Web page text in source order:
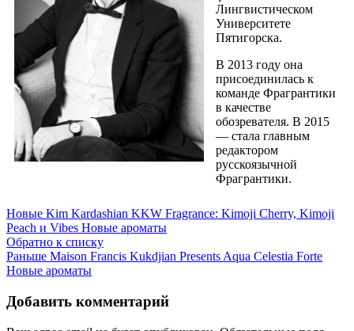
Лингвистическом
Университете
Пятигорска.
В 2013 году она
присоединилась к
команде Фрагрантики
в качестве
обозревателя. В 2015
— стала главным
редактором
русскоязычной
Фрагрантики.
Новые Kim Kardashian KKW Fragrance: Kimoji Cherry, Kimoji
Peach и Vibes Новые ароматы
Обратно к списку
Раньше Maison Francis Kukdjian Presents Aqua Celestia Forte
Новые ароматы
Добавить комментарий